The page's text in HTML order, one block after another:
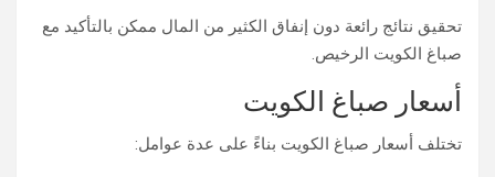
تحقيق نتائج رائعة دون إنفاق الكثير من المال ممكن بالتأكيد مع
صباغ الكويت الرخيص.
أسعار صباغ الكويت
تختلف أسعار صباغ الكويت بناءً على عدة عوامل: